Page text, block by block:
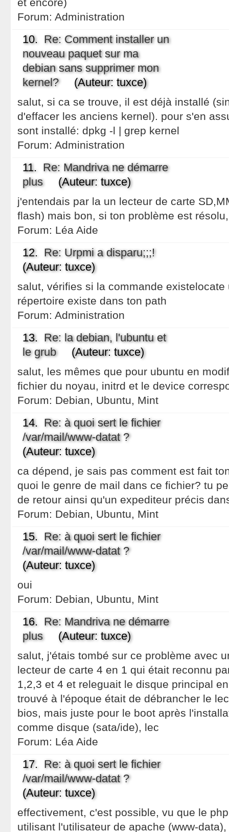
Forum: Administration
10. Re: Comment installer un
nouveau paquet sur ma
debian sans supprimer mon
kernel?(Auteur: tuxce)
salut, si ca se trouve, il est déjà installé
d'effacer les anciens kernel). pour s'en
sont installé: dpkg -l | grep kernel
Forum: Administration
11. Re: Mandriva ne démarre
plus(Auteur: tuxce)
j'entendais par la un lecteur de carte
flash) mais bon, si ton problème est
Forum: Léa Aide
12. Re: Urpmi a disparu;;;!
(Auteur: tuxce)
salut, vérifies si la commande
répertoire existe dans ton path
Forum: Administration
13. Re: la debian, l'ubuntu et
le grub
(Auteur: tuxce)
salut, les mêmes que pour ubuntu en
fichier du noyau, initrd et le device
Forum: Debian, Ubuntu, Mint
14. Re: à quoi sert le fichier
/var/mail/www-datat ?
(Auteur: tuxce)
ca dépend, je sais pas comment est fait
quoi le genre de mail dans ce fichier? tu
de retour ainsi qu'un expediteur précis
Forum: Debian, Ubuntu, Mint
15. Re: à quoi sert le fichier
/var/mail/www-datat ?
(Auteur: tuxce)
oui
Forum: Debian, Ubuntu, Mint
16. Re: Mandriva ne démarre
plus(Auteur: tuxce)
salut, j'étais tombé sur ce problème avec
lecteur de carte 4 en 1 qui était reconnu
1,2,3 et 4 et releguait le disque principal
trouvé à l'époque était de débrancher le
bios, mais juste pour le boot après
comme disque (sata/ide), lec
Forum: Léa Aide
17. Re: à quoi sert le fichier
/var/mail/www-datat ?
(Auteur: tuxce)
effectivement, c'est possible, vu que le
utilisant l'utilisateur de apache (www-